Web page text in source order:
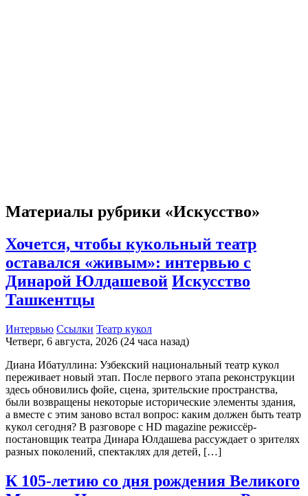
Материалы рубрики «Искусство»
Хочется, чтобы кукольный театр
оставался «живым»: интервью с
Динарой Юлдашевой Искусство
Ташкентцы
Интервью Ссылки Театр кукол
Четверг, 6 августа, 2026 (24 часа назад)
Диана Ибатуллина: Узбекский национальный театр кукол
переживает новый этап. После первого этапа реконструкции
здесь обновились фойе, сцена, зрительские пространства,
были возвращены некоторые исторические элементы здания,
а вместе с этим заново встал вопрос: каким должен быть театр
кукол сегодня? В разговоре с HD magazine режиссёр-
постановщик театра Динара Юлдашева рассуждает о зрителях
разных поколений, спектаклях для детей, […]
К 105-летию со дня рождения Великого